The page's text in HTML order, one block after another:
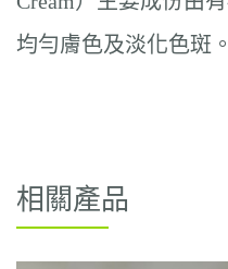
均勻膚色及淡化色斑。
相關產品